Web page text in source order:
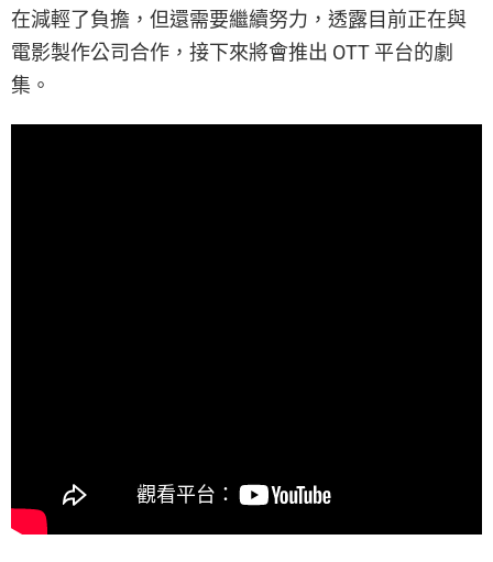
在減輕了負擔，但還需要繼續努力，透露目前正在與
電影製作公司合作，接下來將會推出 OTT 平台的劇
集。